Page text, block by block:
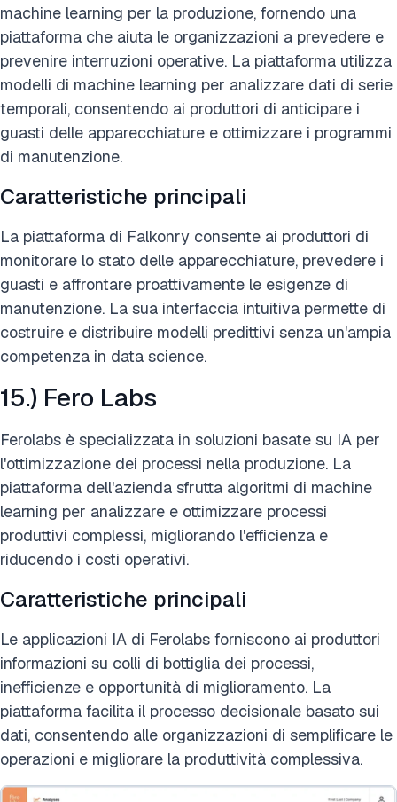
machine learning per la produzione, fornendo una
piattaforma che aiuta le organizzazioni a prevedere e
prevenire interruzioni operative. La piattaforma utilizza
modelli di machine learning per analizzare dati di serie
temporali, consentendo ai produttori di anticipare i
guasti delle apparecchiature e ottimizzare i programmi
di manutenzione.
Caratteristiche principali
La piattaforma di Falkonry consente ai produttori di
monitorare lo stato delle apparecchiature, prevedere i
guasti e affrontare proattivamente le esigenze di
manutenzione. La sua interfaccia intuitiva permette di
costruire e distribuire modelli predittivi senza un'ampia
competenza in data science.
15.) Fero Labs
Ferolabs è specializzata in soluzioni basate su IA per
l'ottimizzazione dei processi nella produzione. La
piattaforma dell'azienda sfrutta algoritmi di machine
learning per analizzare e ottimizzare processi
produttivi complessi, migliorando l'efficienza e
riducendo i costi operativi.
Caratteristiche principali
Le applicazioni IA di Ferolabs forniscono ai produttori
informazioni su colli di bottiglia dei processi,
inefficienze e opportunità di miglioramento. La
piattaforma facilita il processo decisionale basato sui
dati, consentendo alle organizzazioni di semplificare le
operazioni e migliorare la produttività complessiva.